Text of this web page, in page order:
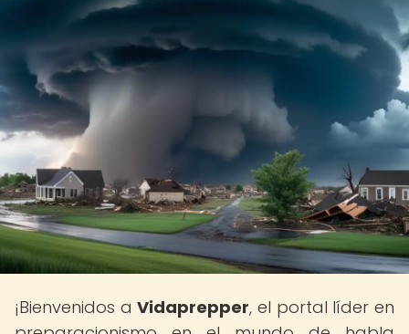
¡Bienvenidos aVidaprepper, el portal líder en